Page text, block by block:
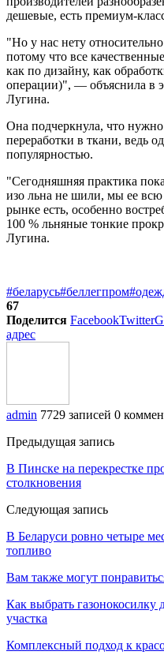
дешевые, есть премиум-
"Но у нас нету
потому что все
как по дизайну, как
операции)", — объяснила в
Лугина.
Она подчеркнула, что
переработки в ткани, ведь
популярностью.
"Сегодняшняя практика
изо льна не шили, мы ее всю
рынке есть, особенно
100 % льняные тонкие
Лугина.
#беларусь#беллегпром
67
Поделится FacebookTwitter
адрес
admin 7729 записей 0
Предыдущая запись
В Пинске на перекрестке
столкновения
Следующая запись
В Беларуси ровно четыре
топливо
Вам также могут
Как выбрать газонокосилку
участка
Комплексный подход к